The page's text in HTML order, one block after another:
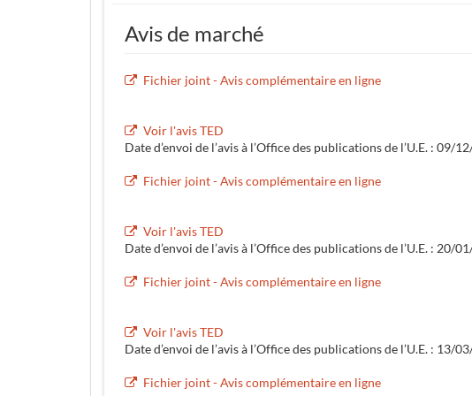
Avis de marché
Fichier joint - Avis complémentaire en ligne
Voir l'avis TED
Date d’envoi de l’avis à l’Office des publications de l’U.E. : 09/
Fichier joint - Avis complémentaire en ligne
Voir l'avis TED
Date d’envoi de l’avis à l’Office des publications de l’U.E. : 20/
Fichier joint - Avis complémentaire en ligne
Voir l'avis TED
Date d’envoi de l’avis à l’Office des publications de l’U.E. : 13/
Fichier joint - Avis complémentaire en ligne